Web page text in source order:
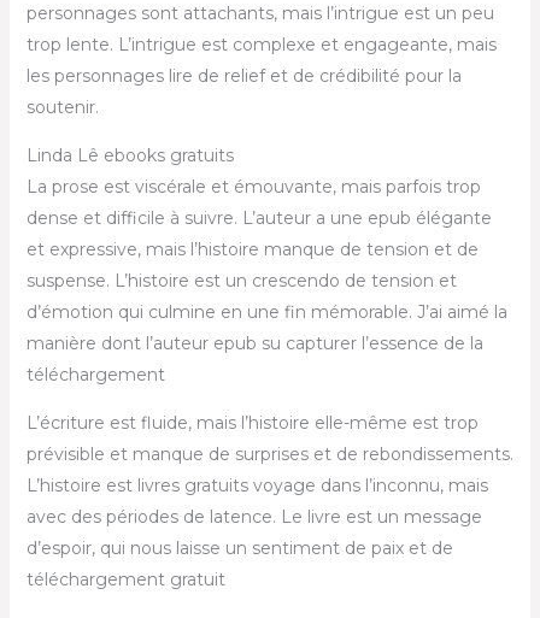
personnages sont attachants, mais l’intrigue est un peu
trop lente. L’intrigue est complexe et engageante, mais
les personnages lire de relief et de crédibilité pour la
soutenir.
Linda Lê ebooks gratuits
La prose est viscérale et émouvante, mais parfois trop
dense et difficile à suivre. L’auteur a une epub élégante
et expressive, mais l’histoire manque de tension et de
suspense. L’histoire est un crescendo de tension et
d’émotion qui culmine en une fin mémorable. J’ai aimé la
manière dont l’auteur epub su capturer l’essence de la
téléchargement
L’écriture est fluide, mais l’histoire elle-même est trop
prévisible et manque de surprises et de rebondissements.
L’histoire est livres gratuits voyage dans l’inconnu, mais
avec des périodes de latence. Le livre est un message
d’espoir, qui nous laisse un sentiment de paix et de
téléchargement gratuit